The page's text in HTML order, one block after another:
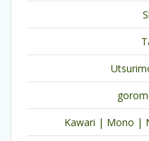
Kawari | Mono |